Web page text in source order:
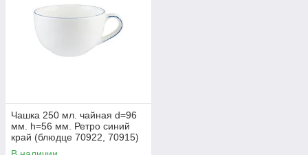
Чашка 250 мл. чайная d=96
мм. h=56 мм. Ретро синий
край (блюдце 70922, 70915)
Bonna /1/6/708 ВДОХНОВ